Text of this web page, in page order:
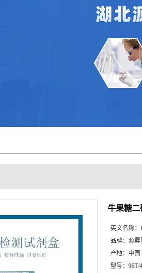
牛果糖
英文名称：
品牌： 源昇
产地： 中国
型号： 96T/